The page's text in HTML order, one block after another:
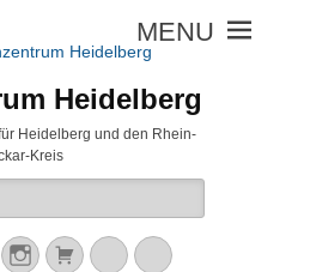
Heidelberg
Heidelberg und den Rhein-
Kreis
InstagramWarenkorb
CloudPeertube